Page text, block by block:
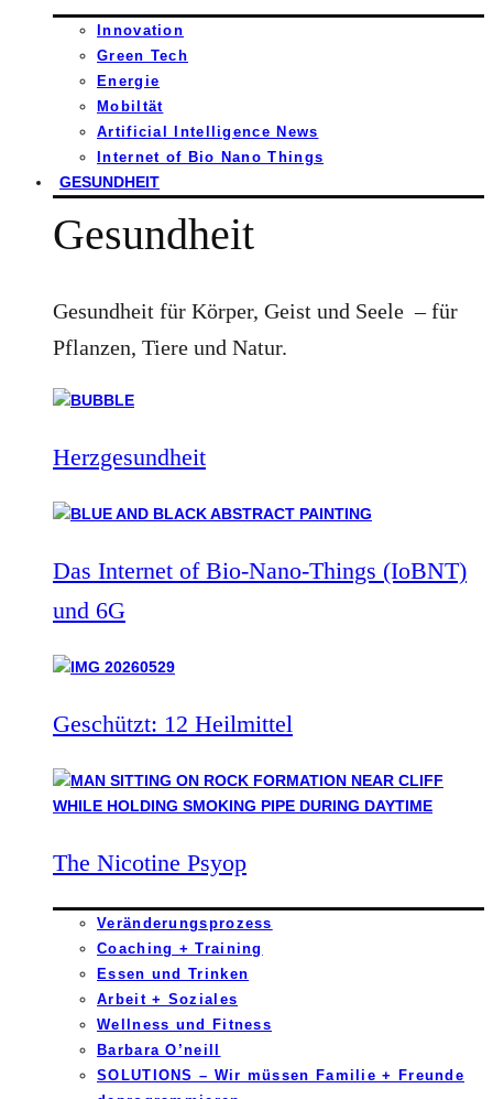
Innovation
Green Tech
Energie
Mobiltät
Artificial Intelligence News
Internet of Bio Nano Things
GESUNDHEIT
Gesundheit
Gesundheit für Körper, Geist und Seele – für
Pflanzen, Tiere und Natur.
Herzgesundheit
Das Internet of Bio-Nano-Things (IoBNT)
und 6G
Geschützt: 12 Heilmittel
The Nicotine Psyop
Veränderungsprozess
Coaching + Training
Essen und Trinken
Arbeit + Soziales
Wellness und Fitness
Barbara O’neill
SOLUTIONS – Wir müssen Familie + Freunde